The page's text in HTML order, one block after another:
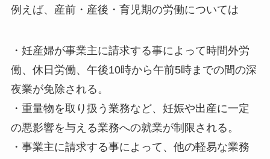
例えば、産前・産後・育児期の労働については
・妊産婦が事業主に請求する事によって時間外労
働、休日労働、午後10時から午前5時までの間の深
夜業が免除される。
・重量物を取り扱う業務など、妊娠や出産に一定
の悪影響を与える業務への就業が制限される。
・事業主に請求する事によって、他の軽易な業務